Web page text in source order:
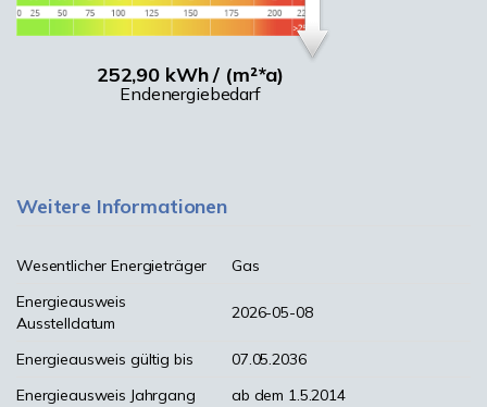
252,90 kWh / (m²*a)
Endenergiebedarf
Weitere Informationen
Wesentlicher Energieträger
Gas
Energieausweis
Ausstelldatum
2026-05-08
Energieausweis gültig bis
07.05.2036
Energieausweis Jahrgang
ab dem 1.5.2014